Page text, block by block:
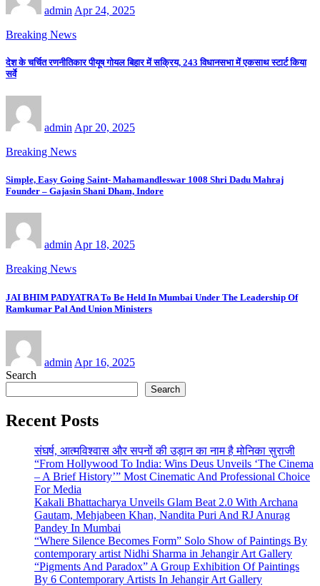
admin Apr 24, 2025
Breaking News
देश के चर्चित रणनीतिकार पीयूष गोयल बिहार में सक्रिय, 243 विधानसभा में एकसाथ स्टार्ट किया
सर्वे
admin Apr 20, 2025
Breaking News
Simple, Easy Going Saint- Mahamandleswar 1008 Shri Dadu Mahraj
Founder – Gajasin Shani Dham, Indore
adminApr 18, 2025
Breaking News
JAI BHIM PADYATRA To Be Held In Mumbai Under The Leadership Of
Ramkumar Pal And Union Ministers
admin Apr 16, 2025
Search
Search
Recent Posts
संघर्ष, आत्मविश्वास और सपनों की उड़ान का नाम है मोनिका सुराजी
“From Hollywood To India: Wins Deus Unveils ‘The Cinema
– A Brief History’” Most Cinematic And Professional Choice
For Media
Kakali Bhattacharya Unveils Glam Beat 2.0 With Archana
Gautam, Mehjabeen Khan, Nandita Puri And RJ Anurag
Pandey In Mumbai
“Where Silence Becomes Form” Solo Show of Paintings By
contemporary artist Nidhi Sharma in Jehangir Art Gallery
“Pigments And Paradox” A Group Exhibition Of Paintings
By 6 Contemporary Artists In Jehangir Art Gallery